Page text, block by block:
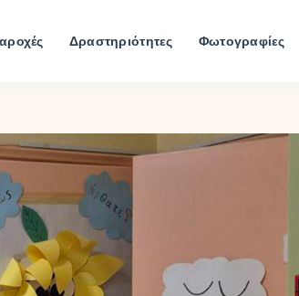
Δραστηριότητες Φωτογραφίες